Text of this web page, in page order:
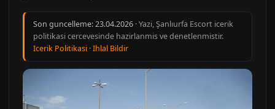
Son guncelleme:23.04.2026 · Yazi, Şanlıurfa Escort icerik
politikasi cercevesinde hazirlanmis ve denetlenmistir.
Icerik Politikasi ·Ihlal Bildir